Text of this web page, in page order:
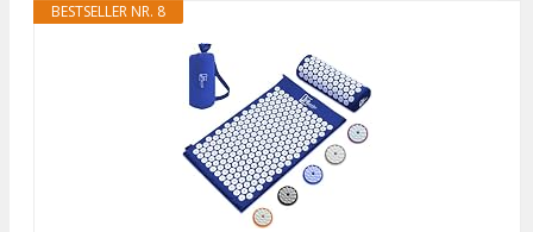
BESTSELLER NR. 8